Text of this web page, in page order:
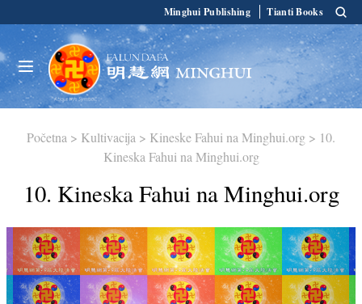
Minghui Publishing Tianti Books
Početna > Kultivacija > Kineske Fahui na Minghui.org > 10.
Kineska Fahui na Minghui.org
10. Kineska Fahui na Minghui.org